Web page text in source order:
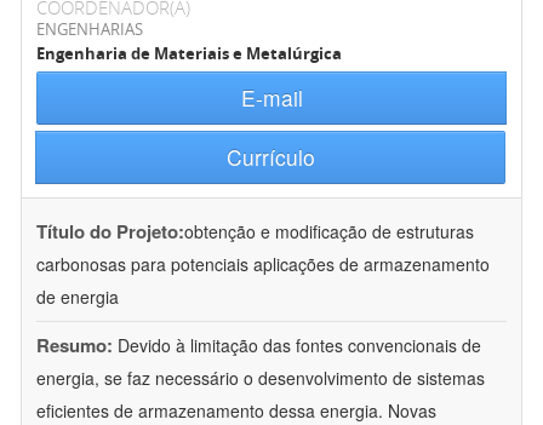
COORDENADOR(A)
ENGENHARIAS
Engenharia de Materiais e Metalúrgica
E-mail
Currículo
Título do Projeto:obtenção e modificação de estruturas
carbonosas para potenciais aplicações de armazenamento
de energia
Resumo: Devido à limitação das fontes convencionais de
energia, se faz necessário o desenvolvimento de sistemas
eficientes de armazenamento dessa energia. Novas